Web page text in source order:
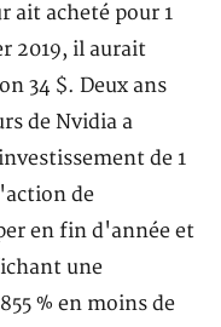
ait acheté pour 1
2019, il aurait
34 $. Deux ans
de Nvidia a
de 1
de
en fin d'année et
une
% en moins de